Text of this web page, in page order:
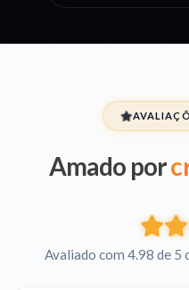
Amado por
Avaliado com 4.98 de 5